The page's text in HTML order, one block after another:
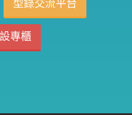
型錄交流平台
專櫃